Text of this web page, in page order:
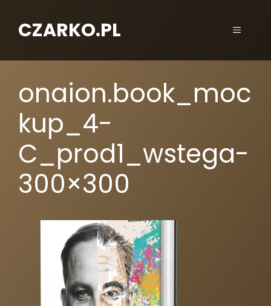
CZARKO.PL
onaion.book_moc
kup_4-
C_prod1_wstega-
300×300